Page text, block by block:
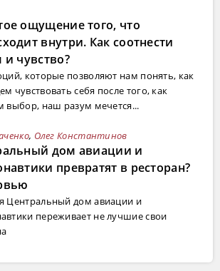
ощущение того, что
внутри. Как соотнести
и чувство?
которые позволяют нам понять, как
чувствовать себя после того, как
выбор, наш разум мечется...
, Олег Константинов
дом авиации и
превратят в ресторан?
Центральный дом авиации и
переживает не лучшие свои